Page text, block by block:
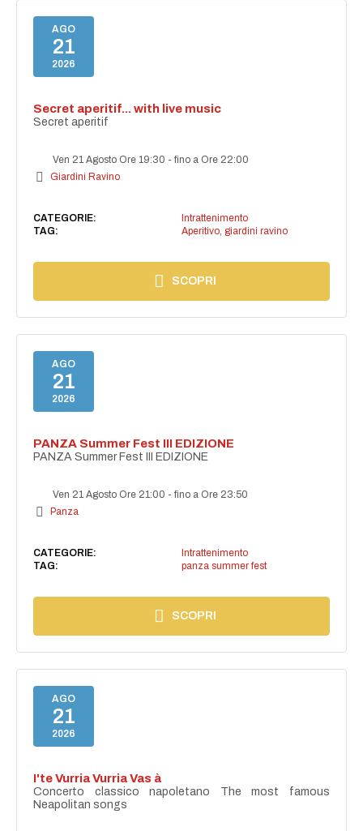
AGO
21
2026
Secret aperitif... with live music
Secret aperitif
Ven 21 Agosto Ore 19:30 -fino a Ore 22:00
Giardini Ravino
CATEGORIE:
Intrattenimento
TAG:
Aperitivo, giardini ravino
SCOPRI
AGO
21
2026
PANZA Summer Fest III EDIZIONE
PANZA Summer Fest III EDIZIONE
Ven 21 Agosto Ore 21:00 -fino a Ore 23:50
Panza
CATEGORIE:
Intrattenimento
TAG:
panza summer fest
SCOPRI
AGO
21
2026
I'te Vurria Vurria Vas à
Concerto classico napoletano The most famous
Neapolitan songs